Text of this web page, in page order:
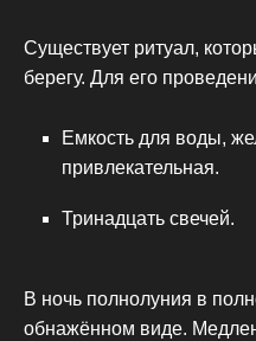
Существует ритуал,
берегу. Для его
Емкость для воды,
привлекательная.
Тринадцать свечей.
В ночь полнолуния в
обнажённом виде.